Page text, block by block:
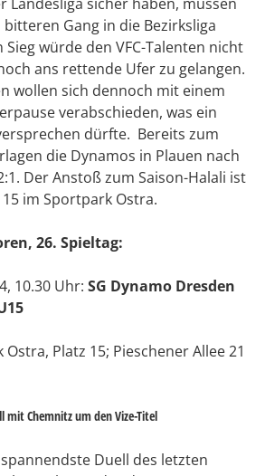
Gang in die Bezirksliga
würde den VFC-Talenten nicht
ans rettende Ufer zu gelangen.
wollen sich dennoch mit einem
verabschieden, was ein
dürfte. Bereits zum
die Dynamos in Plauen nach
Der Anstoß zum Saison-Halali ist
im Sportpark Ostra.
26. Spieltag:
10.30 Uhr: SG Dynamo Dresden
Platz 15; Pieschener Allee 21
mit Chemnitz um den Vize-Titel
Duell des letzten